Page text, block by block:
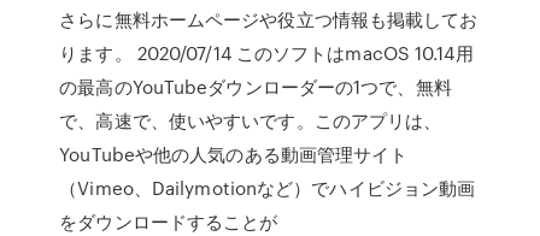
さらに無料ホームページや役立つ情報も掲載してお
ります。 2020/07/14 このソフトはmacOS 10.14用
の最高のYouTubeダウンローダーの1つで、無料
で、高速で、使いやすいです。このアプリは、
YouTubeや他の人気のある動画管理サイト
（Vimeo、Dailymotionなど）でハイビジョン動画
をダウンロードすることが